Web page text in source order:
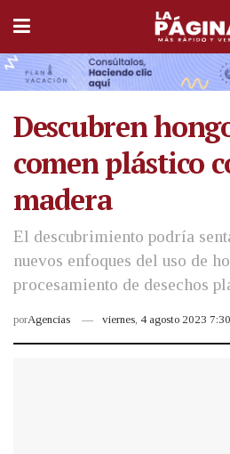
Descubren
comen plástico
madera
El descubrimiento podría
nuevos enfoques del uso de
procesamiento de desechos
porAgencias viernes, 4 agosto 2023